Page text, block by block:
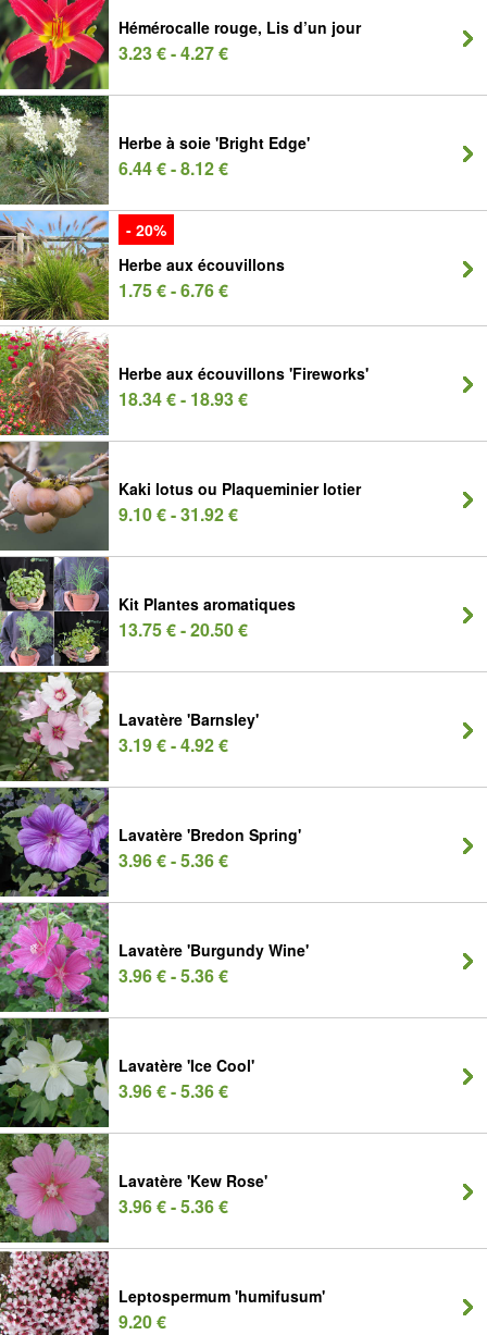
Hémérocalle rouge, Lis d’un jour
3.23 € - 4.27 €
Herbe à soie 'Bright Edge'
6.44 € - 8.12 €
- 20%
Herbe aux écouvillons
1.75 € - 6.76 €
Herbe aux écouvillons 'Fireworks'
18.34 € - 18.93 €
Kaki lotus ou Plaqueminier lotier
9.10 € - 31.92 €
Kit Plantes aromatiques
13.75 € - 20.50 €
Lavatère 'Barnsley'
3.19 € - 4.92 €
Lavatère 'Bredon Spring'
3.96 € - 5.36 €
Lavatère 'Burgundy Wine'
3.96 € - 5.36 €
Lavatère 'Ice Cool'
3.96 € - 5.36 €
Lavatère 'Kew Rose'
3.96 € - 5.36 €
Leptospermum 'humifusum'
9.20 €